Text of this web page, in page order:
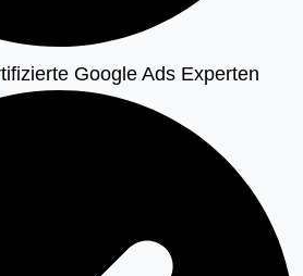
Google Ads Experten